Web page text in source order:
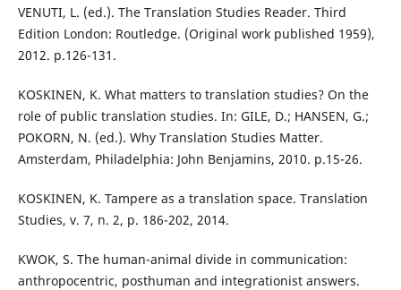
VENUTI, L. (ed.). The Translation Studies Reader. Third
Edition London: Routledge. (Original work published 1959),
2012. p.126-131.
KOSKINEN, K. What matters to translation studies? On the
role of public translation studies. In: GILE, D.; HANSEN, G.;
POKORN, N. (ed.). Why Translation Studies Matter.
Amsterdam, Philadelphia: John Benjamins, 2010. p.15-26.
KOSKINEN, K. Tampere as a translation space. Translation
Studies, v. 7, n. 2, p. 186-202, 2014.
KWOK, S. The human-animal divide in communication:
anthropocentric, posthuman and integrationist answers.